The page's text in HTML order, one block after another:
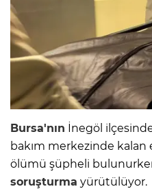
Bursa'nın İnegöl
bakım merkezinde kalan
ölümü şüpheli
soruşturma yürütülüyor.